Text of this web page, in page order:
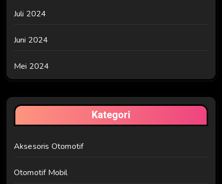
Juli 2024
Juni 2024
Mei 2024
Kategori
Aksesoris Otomotif
Otomotif Mobil